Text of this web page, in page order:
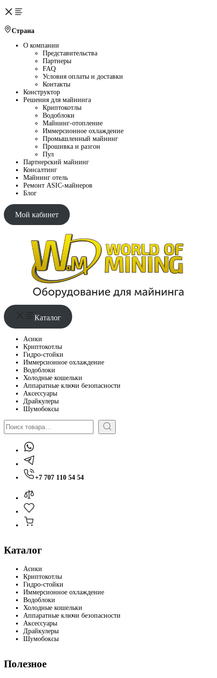
Страна
О компании
Представительства
Партнеры
FAQ
Условия оплаты и доставки
Контакты
Конструктор
Решения для майнинга
Криптокотлы
Водоблоки
Майнинг-отопление
Иммерсионное охлаждение
Промышленный майнинг
Прошивка и разгон
Пул
Партнерский майнинг
Консалтинг
Майнинг отель
Ремонт ASIC-майнеров
Блог
Мой кабинет
Каталог
Асики
Криптокотлы
Гидро-стойки
Иммерсионное охлаждение
Водоблоки
Холодные кошельки
Аппаратные ключи безопасности
Аксессуары
Драйкулеры
Шумобоксы
Поиск
+7 707 110 54 54
Каталог
Асики
Криптокотлы
Гидро-стойки
Иммерсионное охлаждение
Водоблоки
Холодные кошельки
Аппаратные ключи безопасности
Аксессуары
Драйкулеры
Шумобоксы
Полезное